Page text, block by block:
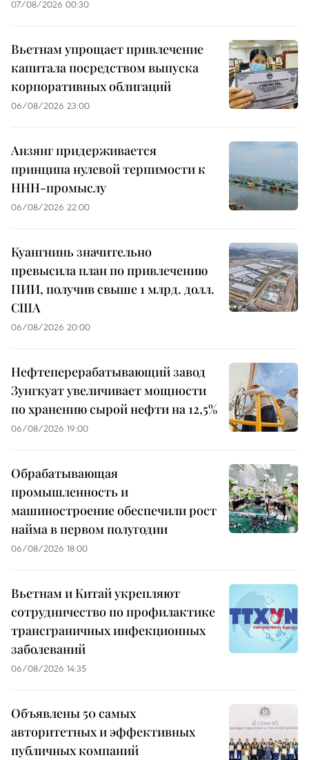
07/08/2026 00:30
Вьетнам упрощает привлечение
капитала посредством выпуска
корпоративных облигаций
06/08/2026 23:00
Анзянг придерживается
принципа нулевой терпимости к
ННН-промыслу
06/08/2026 22:00
Куангнинь значительно
превысила план по привлечению
ПИИ, получив свыше 1 млрд. долл.
США
06/08/2026 20:00
Нефтеперерабатывающий завод
Зунгкуат увеличивает мощности
по хранению сырой нефти на 12,5%
06/08/2026 19:00
Обрабатывающая
промышленность и
машиностроение обеспечили рост
найма в первом полугодии
06/08/2026 18:00
Вьетнам и Китай укрепляют
сотрудничество по профилактике
трансграничных инфекционных
заболеваний
06/08/2026 14:35
Объявлены 50 самых
авторитетных и эффективных
публичных компаний